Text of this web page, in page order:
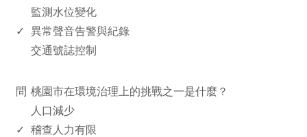
監測水位變化
✓ 異常聲音告警與紀錄
交通號誌控制
問 桃園市在環境治理上的挑戰之一是什麼？
人口減少
✓ 稽查人力有限